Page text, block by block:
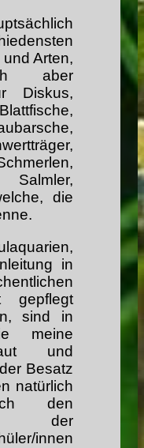
Arten,
aber
Diskus,
die
in
gepflegt
sind in
meine
und
Besatz
natürlich
den
der
innen